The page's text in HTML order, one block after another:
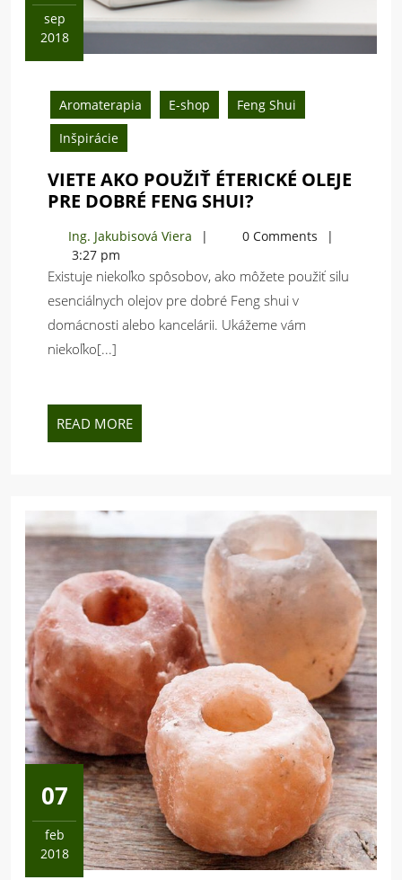
sep
2018
2018
Aromaterapia E-shop
Feng Shui
Inšpirácie
VIETE AKO POUŽIŤ ÉTERICKÉ OLEJE
PRE DOBRÉ FENG SHUI?
POUŽIŤ
ÉTERICKÉ
OLEJE
PRE
DOBRÉ
Ing. Jakubisová VieraIng.
Viera
0 Comments
3:27 pm
Existuje niekoľko spôsobov, ako môžete použiť silu
esenciálnych olejov pre dobré Feng shui v
domácnosti alebo kancelárii. Ukážeme vám
niekoľko[...]
READ MOREREAD
MORE
07
feb
2018